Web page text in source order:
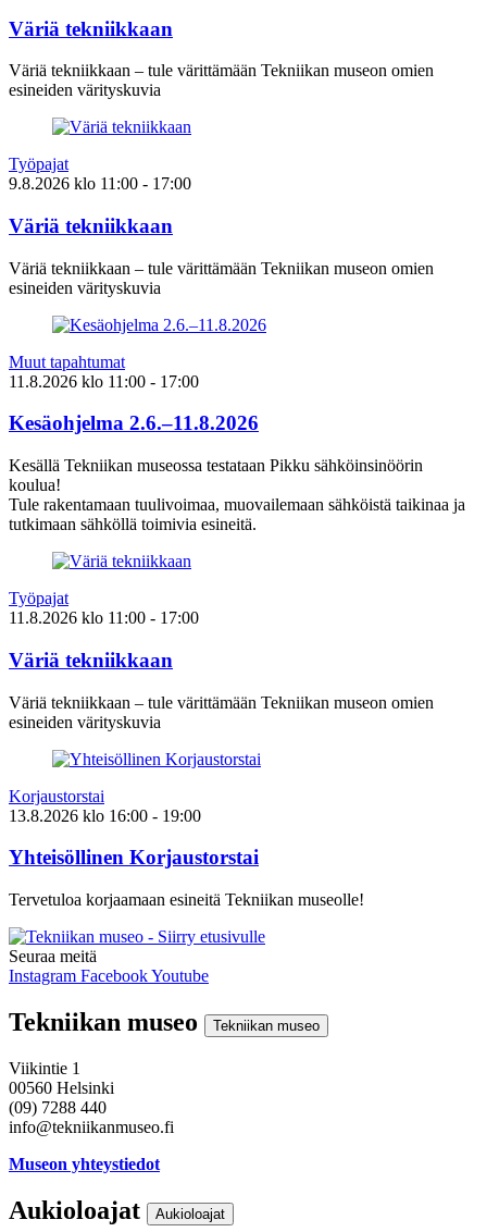
Väriä tekniikkaan
Väriä tekniikkaan – tule värittämään Tekniikan museon omien
esineiden värityskuvia
Työpajat
9.8.2026 klo 11:00 - 17:00
Väriä tekniikkaan
Väriä tekniikkaan – tule värittämään Tekniikan museon omien
esineiden värityskuvia
Muut tapahtumat
11.8.2026 klo 11:00 - 17:00
Kesäohjelma 2.6.–11.8.2026
Kesällä Tekniikan museossa testataan Pikku sähköinsinöörin
koulua!
Tule rakentamaan tuulivoimaa, muovailemaan sähköistä taikinaa ja
tutkimaan sähköllä toimivia esineitä.
Työpajat
11.8.2026 klo 11:00 - 17:00
Väriä tekniikkaan
Väriä tekniikkaan – tule värittämään Tekniikan museon omien
esineiden värityskuvia
Korjaustorstai
13.8.2026 klo 16:00 - 19:00
Yhteisöllinen Korjaustorstai
Tervetuloa korjaamaan esineitä Tekniikan museolle!
Seuraa meitä
Instagram FacebookYoutube
Tekniikan museo Tekniikan museo
Viikintie 1
00560 Helsinki
(09) 7288 440
info@tekniikanmuseo.fi
Museon yhteystiedot
Aukioloajat Aukioloajat